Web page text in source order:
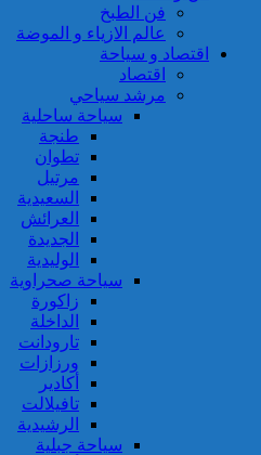
فن الطبخ
عالم الازياء و الموضة
اقتصاد و سياحة
اقتصاد
مرشد سياحي
سياحة ساحلية
طنجة
تطوان
مرتيل
السعيدية
العرائش
الجديدة
الوليدية
سياحة صحراوية
زاكورة
الداخلة
تارودانت
ورزازات
أكادير
تافيلالت
الرشيدية
سياحة جبلية